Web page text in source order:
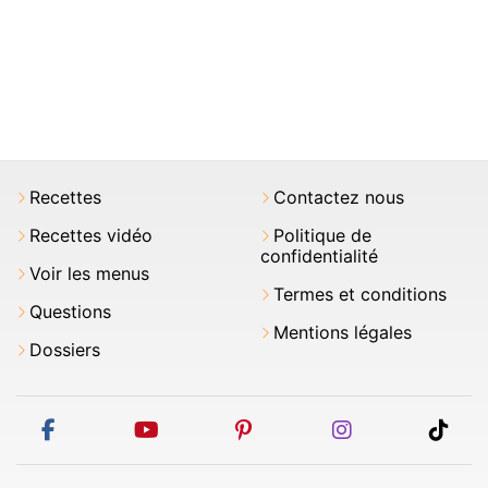
Recettes
Recettes vidéo
Voir les menus
Questions
Dossiers
Contactez nous
Politique de
confidentialité
Termes et conditions
Mentions légales
facebook youtube pinterest instagram